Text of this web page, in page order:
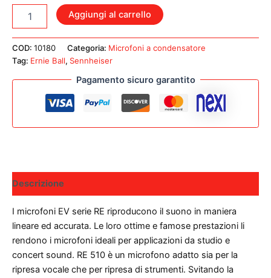
SENNHEISER
MICROFONO
A
quantità
Aggiungi al carrello
COD: 10180 Categoria: Microfoni a condensatore
Tag: Ernie Ball, Sennheiser
Pagamento sicuro garantito
Descrizione
I microfoni EV serie RE riproducono il suono in maniera
lineare ed accurata. Le loro ottime e famose prestazioni li
rendono i microfoni ideali per applicazioni da studio e
concert sound. RE 510 è un microfono adatto sia per la
ripresa vocale che per ripresa di strumenti. Svitando la